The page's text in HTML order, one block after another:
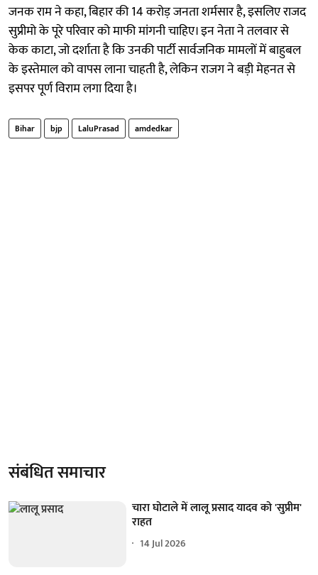
जनक राम ने कहा, बिहार की 14 करोड़ जनता शर्मसार है, इसलिए राजद
सुप्रीमो के पूरे परिवार को माफी मांगनी चाहिए। इन नेता ने तलवार से
केक काटा, जो दर्शाता है कि उनकी पार्टी सार्वजनिक मामलों में बाहुबल
के इस्तेमाल को वापस लाना चाहती है, लेकिन राजग ने बड़ी मेहनत से
इसपर पूर्ण विराम लगा दिया है।
Bihar bjp LaluPrasad amdedkar
संबंधित समाचार
चारा घोटाले में लालू प्रसाद यादव को 'सुप्रीम'
राहत
14 Jul 2026